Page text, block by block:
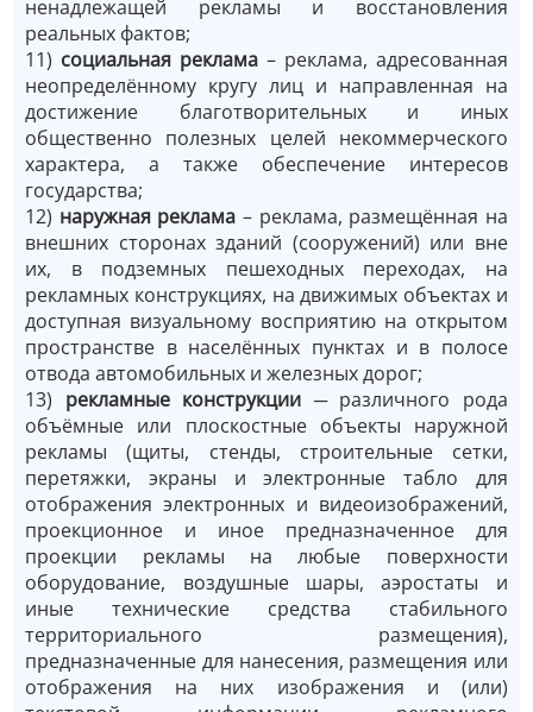
ненадлежащей рекламы и восстановления
реальных фактов;
11) социальная реклама – реклама, адресованная
неопределённому кругу лиц и направленная на
достижение благотворительных и иных
общественно полезных целей некоммерческого
характера, а также обеспечение интересов
государства;
12) наружная реклама – реклама, размещённая на
внешних сторонах зданий (сооружений) или вне
их, в подземных пешеходных переходах, на
рекламных конструкциях, на движимых объектах и
доступная визуальному восприятию на открытом
пространстве в населённых пунктах и в полосе
отвода автомобильных и железных дорог;
13) рекламные конструкции ─различного рода
объёмные или плоскостные объекты наружной
рекламы (щиты, стенды, строительные сетки,
перетяжки, экраны и электронные табло для
отображения электронных и видеоизображений,
проекционное и иное предназначенное для
проекции рекламы на любые поверхности
оборудование, воздушные шары, аэростаты и
иные технические средства стабильного
территориального размещения),
предназначенные для нанесения, размещения или
отображения на них изображения и (или)